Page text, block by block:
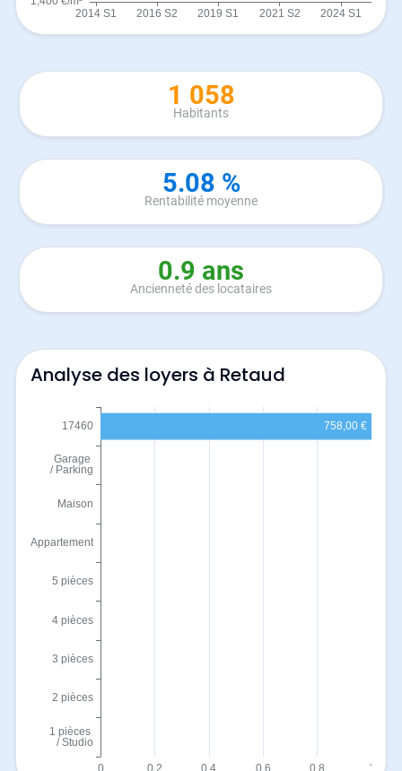
1 058
Habitants
5.08 %
Rentabilité moyenne
0.9 ans
Ancienneté des locataires
Analyse des loyers à Retaud